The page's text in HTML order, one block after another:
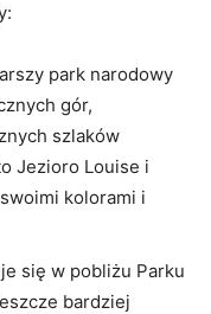
park narodowy
gór,
⁣szlaków
Jezioro Louise i
kolorami i
⁢się ​w pobliżu ⁢Parku
bardziej